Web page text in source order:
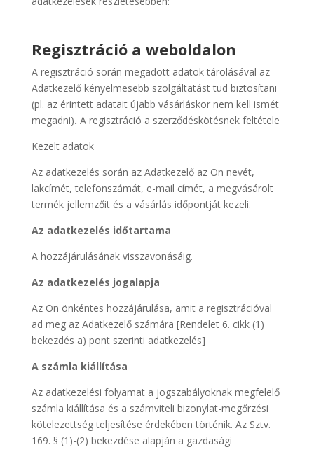
Regisztráció a weboldalon
A regisztráció során megadott adatok tárolásával az
Adatkezelő kényelmesebb szolgáltatást tud biztosítani
(pl. az érintett adatait újabb vásárláskor nem kell ismét
megadni). A regisztráció a szerződéskötésnek feltétele
Kezelt adatok
Az adatkezelés során az Adatkezelő az Ön nevét,
lakcímét, telefonszámát, e-mail címét, a megvásárolt
termék jellemzőit és a vásárlás időpontját kezeli.
Az adatkezelés időtartama
A hozzájárulásának visszavonásáig.
Az adatkezelés jogalapja
Az Ön önkéntes hozzájárulása, amit a regisztrációval
ad meg az Adatkezelő számára [Rendelet 6. cikk (1)
bekezdés a) pont szerinti adatkezelés]
A számla kiállítása
Az adatkezelési folyamat a jogszabályoknak megfelelő
számla kiállítása és a számviteli bizonylat-megőrzési
kötelezettség teljesítése érdekében történik. Az Sztv.
169. § (1)-(2) bekezdése alapján a gazdasági